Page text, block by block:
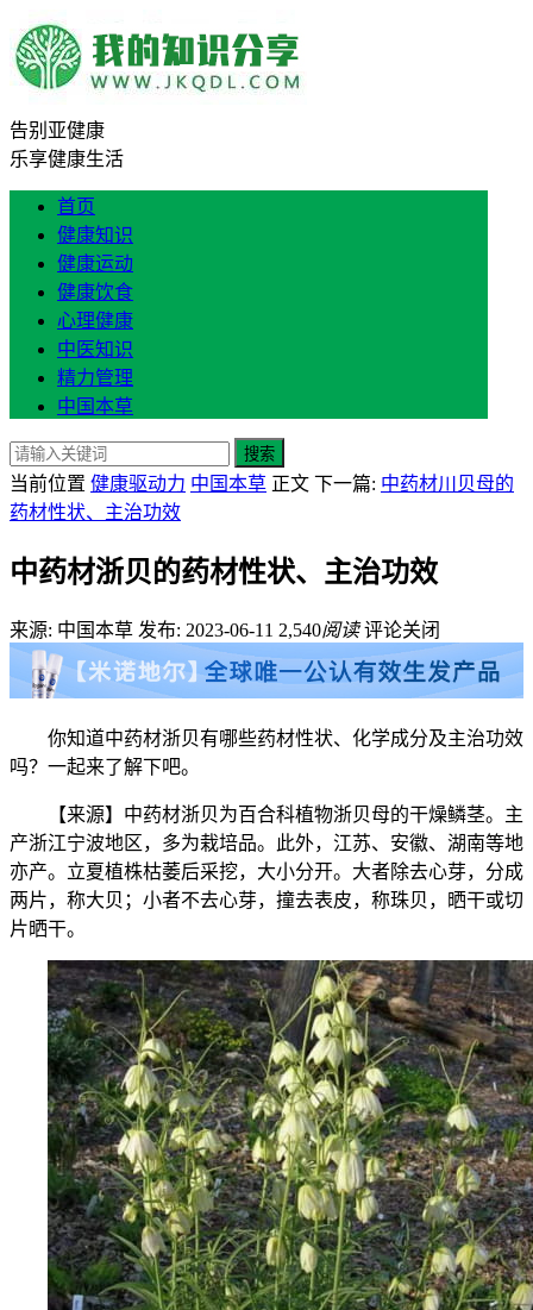
告别亚健康
乐享健康生活
首页
健康知识
健康运动
健康饮食
心理健康
中医知识
精力管理
中国本草
搜索
当前位置 健康驱动力 中国本草 正文 下一篇: 中药材川贝母的
药材性状、主治功效
中药材浙贝的药材性状、主治功效
来源: 中国本草 发布: 2023-06-11 2,540阅读 评论关闭
你知道中药材浙贝有哪些药材性状、化学成分及主治功效
吗？一起来了解下吧。
【来源】中药材浙贝为百合科植物浙贝母的干燥鳞茎。主
产浙江宁波地区，多为栽培品。此外，江苏、安徽、湖南等地
亦产。立夏植株枯萎后采挖，大小分开。大者除去心芽，分成
两片，称大贝；小者不去心芽，撞去表皮，称珠贝，晒干或切
片晒干。